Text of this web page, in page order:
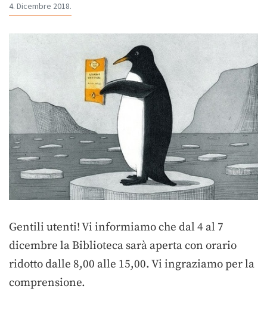
4. Dicembre 2018.
Gentili utenti! Vi informiamo che dal 4 al 7
dicembre la Biblioteca sarà aperta con orario
ridotto dalle 8,00 alle 15,00. Vi ingraziamo per la
comprensione.